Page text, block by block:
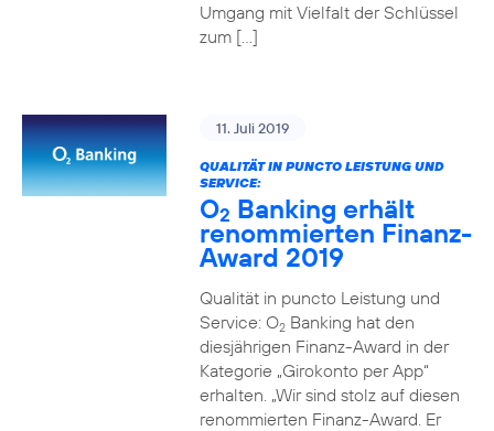
Umgang mit Vielfalt der Schlüssel
zum […]
11. Juli 2019
QUALITÄT IN PUNCTO LEISTUNG UND
SERVICE:
O2 Banking erhält
renommierten Finanz-
Award 2019
Qualität in puncto Leistung und
Service: O2Banking hat den
diesjährigen Finanz-Award in der
Kategorie „Girokonto per App“
erhalten. „Wir sind stolz auf diesen
renommierten Finanz-Award. Er